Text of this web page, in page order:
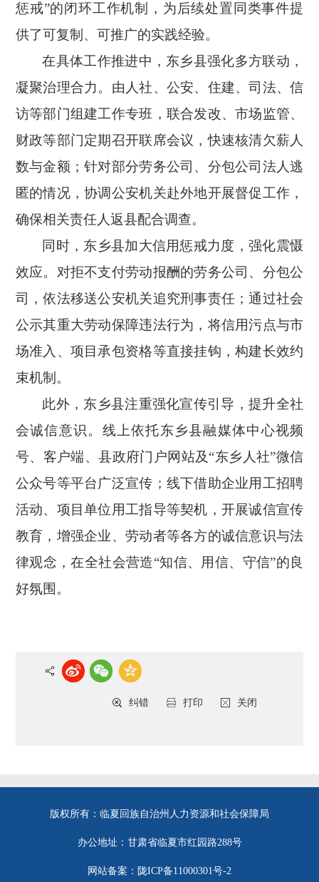
惩戒”的闭环工作机制，为后续处置同类事件提
供了可复制、可推广的实践经验。
在具体工作推进中，东乡县强化多方联动，
凝聚治理合力。由人社、公安、住建、司法、信
访等部门组建工作专班，联合发改、市场监管、
财政等部门定期召开联席会议，快速核清欠薪人
数与金额；针对部分劳务公司、分包公司法人逃
匿的情况，协调公安机关赴外地开展督促工作，
确保相关责任人返县配合调查。
同时，东乡县加大信用惩戒力度，强化震慑
效应。对拒不支付劳动报酬的劳务公司、分包公
司，依法移送公安机关追究刑事责任；通过社会
公示其重大劳动保障违法行为，将信用污点与市
场准入、项目承包资格等直接挂钩，构建长效约
束机制。
此外，东乡县注重强化宣传引导，提升全社
会诚信意识。线上依托东乡县融媒体中心视频
号、客户端、县政府门户网站及“东乡人社”微信
公众号等平台广泛宣传；线下借助企业用工招聘
活动、项目单位用工指导等契机，开展诚信宣传
教育，增强企业、劳动者等各方的诚信意识与法
律观念，在全社会营造“知信、用信、守信”的良
好氛围。
关闭
打印
纠错
版权所有：临夏回族自治州人力资源和社会保障局
办公地址：甘肃省临夏市红园路288号
网站备案：陇ICP备11000301号-2